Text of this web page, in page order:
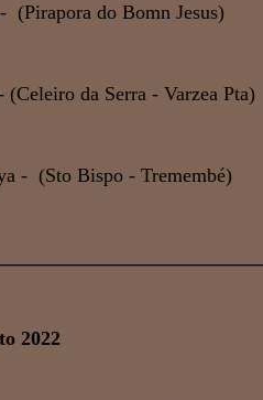
(Pirapora do Bomn Jesus)
da Serra - Varzea Pta)
- (Sto Bispo - Tremembé)
2022